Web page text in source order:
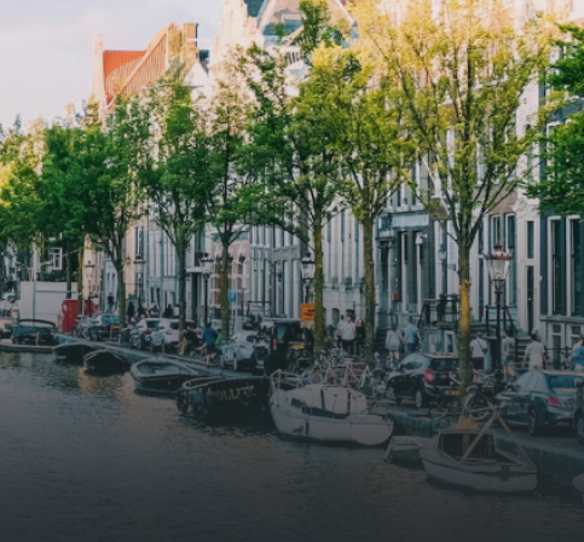
parking
an
solar
by a
supply. The windows have solar
control glazing, and the apartments
have climate control driven by a
thermal energy storage system.
Underfloor heating and cooling
contribute to a healthy indoor
environment. The atriums' seasonal
green walls provide natural summer
cooling, improved air quality and
acoustics, and are specially
designed to attract native birds and
butterflies.The bright residence
features an efficient and functional
open floor plan, a unique custom
kitchen, a bathroom and fitted
wardrobes. High-grade finishes